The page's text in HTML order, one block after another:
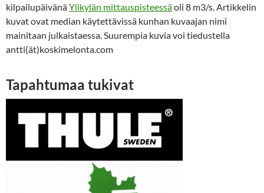
kilpailupäivänäYlikylän mittauspisteessäoli 8 m3/s. Artikkelin
kuvat ovat median käytettävissä kunhan kuvaajan nimi
mainitaan julkaistaessa. Suurempia kuvia voi tiedustella
antti(ät)koskimelonta.com
Tapahtumaa tukivat